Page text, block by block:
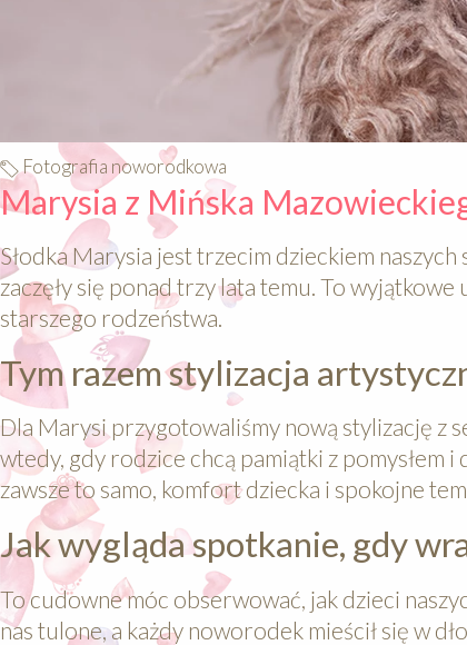
Fotografia noworodkowa
Marysia z Mińska
Słodka Marysia jest trzecim dzieckiem
zaczęły się ponad trzy lata temu. To
starszego rodzeństwa.
Tym razem stylizacja
Dla Marysi przygotowaliśmy nową stylizację z
wtedy, gdy rodzice chcą pamiątki z pomysłem
zawsze to samo, komfort dziecka i spokojne
Jak wygląda spotkanie, gdy
To cudowne móc obserwować, jak dzieci
nas tulone, a każdy noworodek mieścił się w